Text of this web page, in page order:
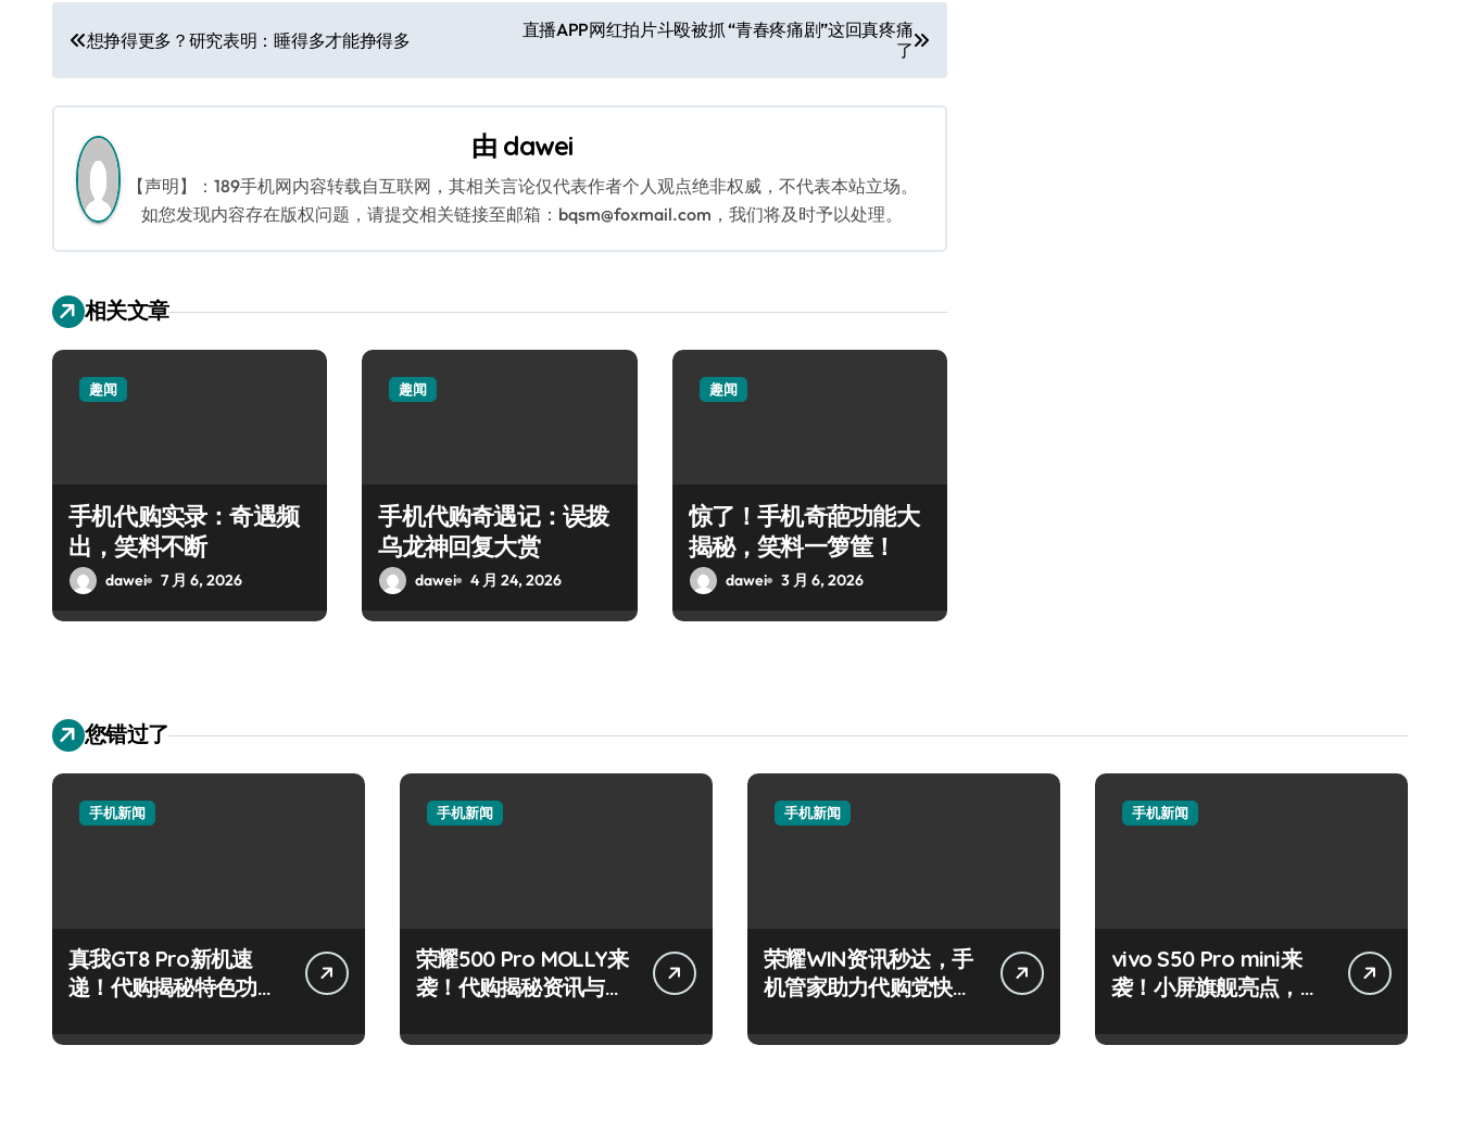
文
章
导
航
想挣得更多？研究表明：睡得多才能挣得多
直播APP网红拍片斗殴被抓 “青春疼痛剧”这回真疼痛
了
由 dawei
【声明】：189手机网内容转载自互联网，其相关言论仅代表作者个人观点绝非权威，不代表本站立场。
如您发现内容存在版权问题，请提交相关链接至邮箱：bqsm@foxmail.com，我们将及时予以处理。
相关文章
趣闻
手机代购实录：奇遇频
出，笑料不断
dawei 7 月 6, 2026
趣闻
手机代购奇遇记：误拨
乌龙神回复大赏
dawei 4 月 24, 2026
趣闻
惊了！手机奇葩功能大
揭秘，笑料一箩筐！
dawei 3 月 6, 2026
您错过了
手机新闻
真我GT8 Pro新机速
递！代购揭秘特色功
手机新闻
荣耀500 Pro MOLLY来
袭！代购揭秘资讯与超
手机新闻
荣耀WIN资讯秒达，手
机管家助力代购党快人
手机新闻
vivo S50 Pro mini来
袭！小屏旗舰亮点，代